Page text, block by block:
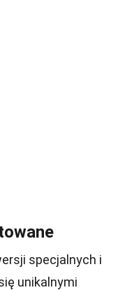
specjalnych i
unikalnymi